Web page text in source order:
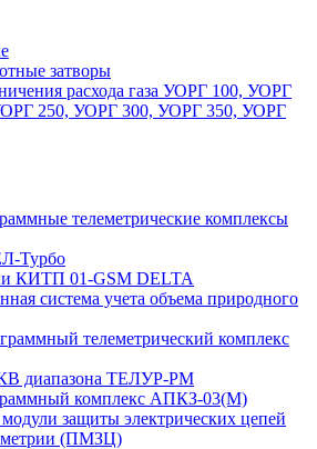
затворы
расхода газа УОРГ 100, УОРГ
250, УОРГ 300, УОРГ 350, УОРГ
телеметрические комплексы
Турбо
КИТП 01-GSM DELTA
система учета объема природного
телеметрический комплекс
диапазона ТЕЛУР-РМ
комплекс АПКЗ-03(М)
защиты электрических цепей
(ПМЗЦ)